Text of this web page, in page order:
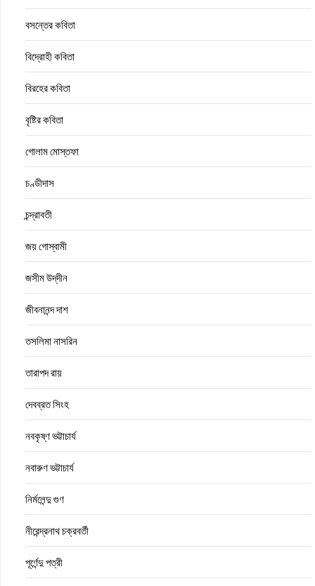
বসন্তের কবিতা
বিদ্রোহী কবিতা
বিরহের কবিতা
বৃষ্টির কবিতা
গোলাম মোস্তফা
চণ্ডীদাস
চন্দ্রাবতী
জয় গোস্বামী
জসীম উদ্‌দীন
জীবনানন্দ দাশ
তসলিমা নাসরিন
তারাপদ রায়
দেবব্রত সিংহ
নবকৃষ্ণ ভট্টাচার্য
নবারুণ ভট্টাচার্য
নির্মলেন্দু গুণ
নীরেন্দ্রনাথ চক্রবর্তী
পূর্ণেন্দু পত্রী